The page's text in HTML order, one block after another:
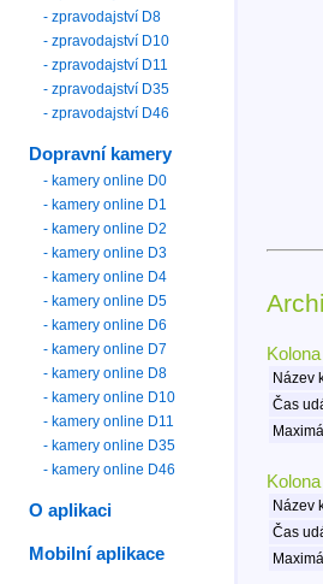
Název
Čas
Název
Čas
- zpravodajství D8
- zpravodajství D10
- zpravodajství D11
- zpravodajství D35
- zpravodajství D46
Dopravní kamery
- kamery online D0
- kamery online D1
- kamery online D2
- kamery online D3
- kamery online D4
- kamery online D5
- kamery online D6
- kamery online D7
- kamery online D8
- kamery online D10
- kamery online D11
- kamery online D35
- kamery online D46
O aplikaci
Mobilní aplikace